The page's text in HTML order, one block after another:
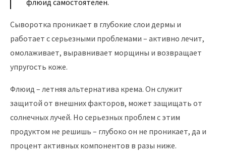
флюид самостоятелен.
Сыворотка проникает в глубокие слои дермы и
работает с серьезными проблемами – активно лечит,
омолаживает, выравнивает морщины и возвращает
упругость коже.
Флюид – летняя альтернатива крема. Он служит
защитой от внешних факторов, может защищать от
солнечных лучей. Но серьезных проблем с этим
продуктом не решишь – глубоко он не проникает, да и
процент активных компонентов в разы ниже.